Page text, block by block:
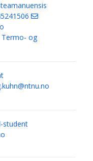
Termo- og
student